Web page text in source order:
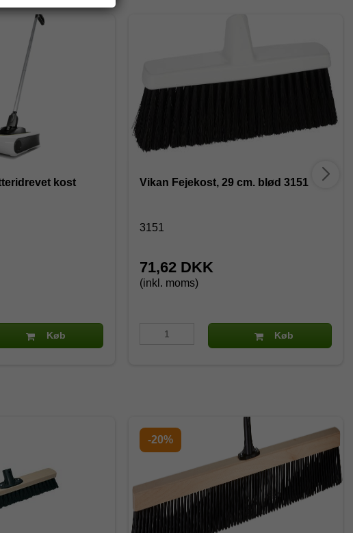
kost
Køb
Vikan Fejekost, 29 cm. blød 3151
3151
71,62 DKK
(inkl. moms)
Køb
-20%